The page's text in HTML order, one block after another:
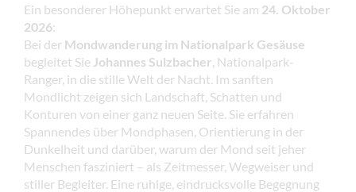
Ein besonderer Höhepunkt erwartet Sie am 24. Oktober
2026:
Bei der Mondwanderung im Nationalpark Gesäuse
begleitet Sie Johannes Sulzbacher, Nationalpark-
Ranger, in die stille Welt der Nacht. Im sanften
Mondlicht zeigen sich Landschaft, Schatten und
Konturen von einer ganz neuen Seite. Sie erfahren
Spannendes über Mondphasen, Orientierung in der
Dunkelheit und darüber, warum der Mond seit jeher
Menschen fasziniert – als Zeitmesser, Wegweiser und
stiller Begleiter. Eine ruhige, eindrucksvolle Begegnung